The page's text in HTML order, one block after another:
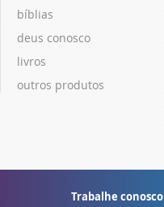
bíblias
deus conosco
livros
outros produtos
Trabalhe conosco